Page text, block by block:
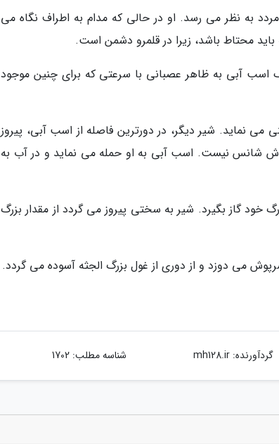
به نظر می رسد. او در حالی که مدام به اطراف نگاه می
محتاط باشد، زیرا در قلمرو دشمن است.
آبی به ظاهر عصبانی با سرعتی که برای چنین موجود
شیر دیگر، در دورترین فاصله از اسب آبی، پیروز
شانس نیست. اسب آبی به او حمله می نماید و در آب به
خود گاز بگیرد. شیر به سختی پیروز می گردد از مقدار بزرگ
می دوزد و از دوری از غول بزرگ الجثه آسوده می گردد.
گردآورنده:mh128.ir شناسه مطلب: 1702